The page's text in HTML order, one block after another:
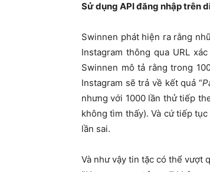
Sử dụng API đăng nhập trên
Swinnen phát hiện ra rằng
Instagram thông qua URL
Swinnen mô tả rằng trong
Instagram sẽ trả về kết quả “
nhưng với 1000 lần thử tiếp
không tìm thấy). Và cứ tiếp
lần sai.
Và như vậy tin tặc có thể vượt